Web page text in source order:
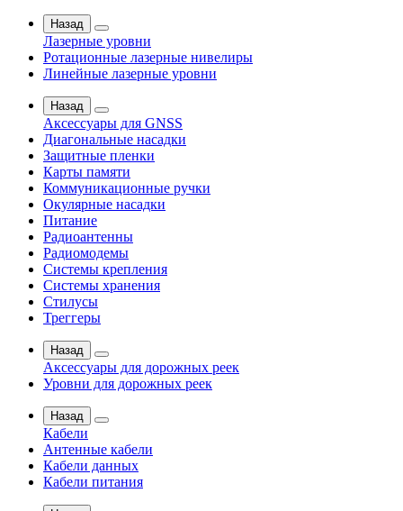
Назад
Лазерные уровни
Ротационные лазерные нивелиры
Линейные лазерные уровни
Назад
Аксессуары для GNSS
Диагональные насадки
Защитные пленки
Карты памяти
Коммуникационные ручки
Окулярные насадки
Питание
Радиоантенны
Радиомодемы
Системы крепления
Системы хранения
Стилусы
Треггеры
Назад
Аксессуары для дорожных реек
Уровни для дорожных реек
Назад
Кабели
Антенные кабели
Кабели данных
Кабели питания